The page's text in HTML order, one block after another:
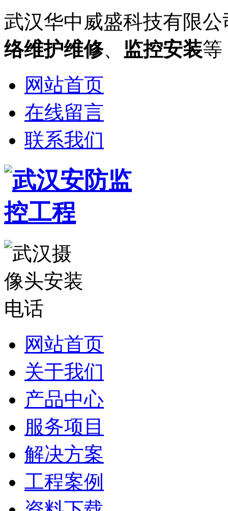
武汉华中威盛科技有限公
络维护维修、 监控安装等
网站首页
在线留言
联系我们
网站首页
关于我们
产品中心
服务项目
解决方案
工程案例